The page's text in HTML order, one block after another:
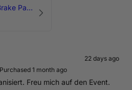
DB15030XP - Brake Pads Xtreme Performance | Front Axle
22 days ago
Purchased 1 month ago
Freu mich auf den Event.